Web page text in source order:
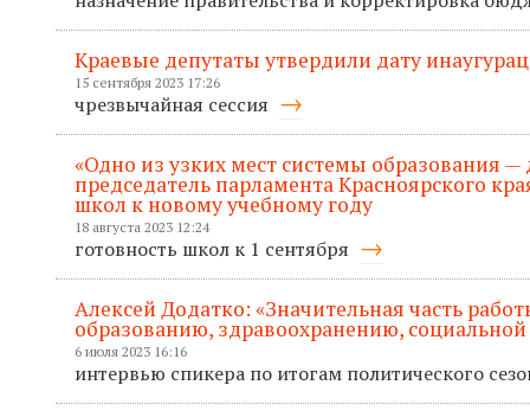
Краевые депутаты утвердили дату
15 сентября 2023 17:26
чрезвычайная сессия
«Одно из узких мест системы образования —
председатель парламента Красноярского
школ к новому учебному году
18 августа 2023 12:24
готовность школ к 1 сентября
Алексей Додатко: «Значительная часть
образованию, здравоохранению,
6 июля 2023 16:16
интервью спикера по итогам политического